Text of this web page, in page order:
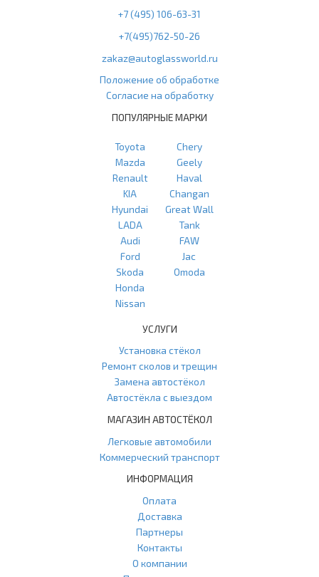
+7 (495) 106-63-31
+7(495)762-50-26
zakaz@autoglassworld.ru
Положение об обработке
Согласие на обработку
ПОПУЛЯРНЫЕ МАРКИ
Toyota
Mazda
Renault
KIA
Hyundai
LADA
Audi
Ford
Skoda
Honda
Nissan
Chery
Geely
Haval
Changan
Great Wall
Tank
FAW
Jac
Omoda
УСЛУГИ
Установка стёкол
Ремонт сколов и трещин
Замена автостёкол
Автостёкла с выездом
МАГАЗИН АВТОСТЁКОЛ
Легковые автомобили
Коммерческий транспорт
ИНФОРМАЦИЯ
Оплата
Доставка
Партнеры
Контакты
О компании